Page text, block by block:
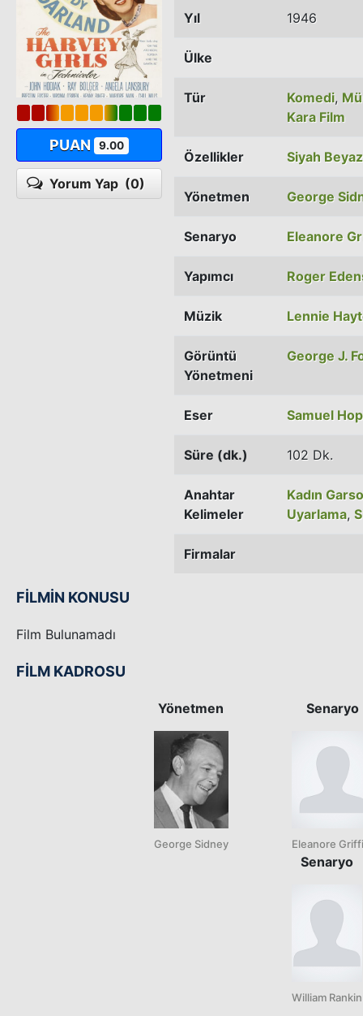
PUAN 9.00
Yorum Yap (0)
Yıl 1946
Ülke
Tür Komedi,
Kara Film
Özellikler Siyah Beyaz
Yönetmen George
Senaryo Eleanore
Yapımcı Roger
Müzik Lennie
Görüntü
Yönetmeni
George J.
Eser Samuel
Süre (dk.) 102 Dk.
Anahtar
Kelimeler
Kadın
Uyarlama,
Firmalar
FİLMİN KONUSU
Film Bulunamadı
FİLM KADROSU
Yönetmen
George Sidney
Senaryo
Eleanore
Senaryo
William Rankin